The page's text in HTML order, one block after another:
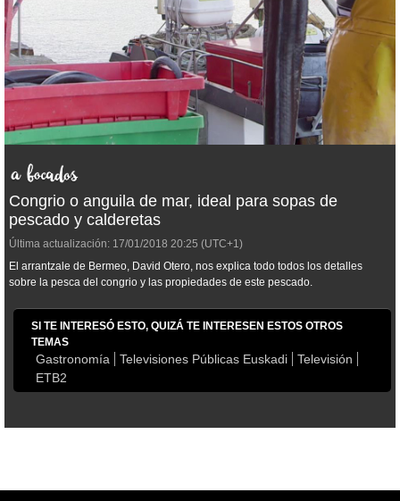
Congrio o anguila de mar, ideal para sopas de
pescado y calderetas
Última actualización: 17/01/2018 20:25 (UTC+1)
El arrantzale de Bermeo, David Otero, nos explica todo todos los detalles
sobre la pesca del congrio y las propiedades de este pescado.
SI TE INTERESÓ ESTO, QUIZÁ TE INTERESEN ESTOS OTROS
TEMAS
Gastronomía Televisiones Públicas Euskadi
Televisión
ETB2